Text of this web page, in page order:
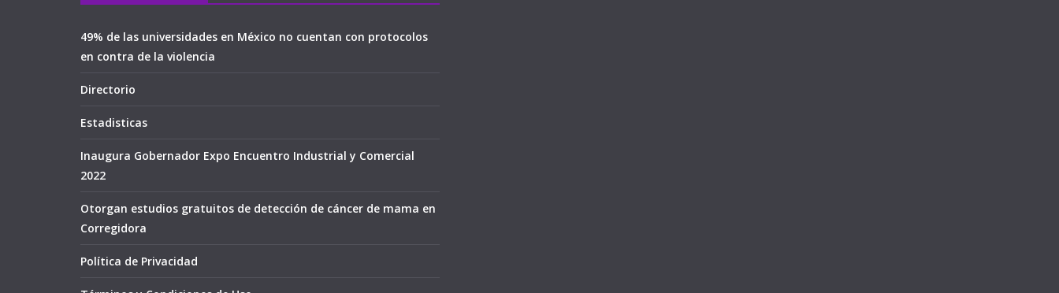
49% de las universidades en México no cuentan con protocolos
en contra de la violencia
Directorio
Estadisticas
Inaugura Gobernador Expo Encuentro Industrial y Comercial
2022
Otorgan estudios gratuitos de detección de cáncer de mama en
Corregidora
Política de Privacidad